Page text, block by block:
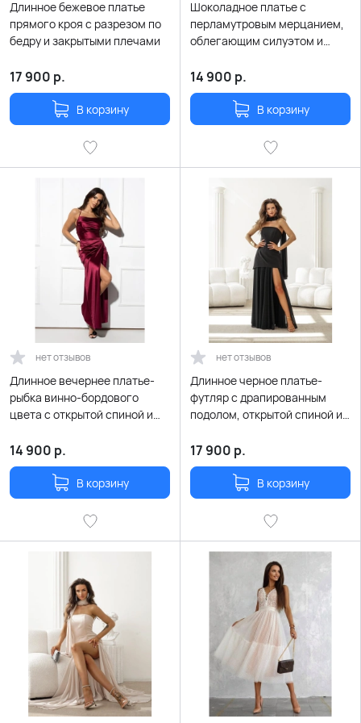
Длинное бежевое платье
прямого кроя с разрезом по
бедру и закрытыми плечами
17 900 р.
В корзину
Шоколадное платье с
перламутровым мерцанием,
облегающим силуэтом и
14 900 р.
В корзину
нет отзывов
Длинное вечернее платье-
рыбка винно-бордового
цвета с открытой спиной и
14 900 р.
В корзину
нет отзывов
Длинное черное платье-
футляр с драпированным
подолом, открытой спиной и
17 900 р.
В корзину